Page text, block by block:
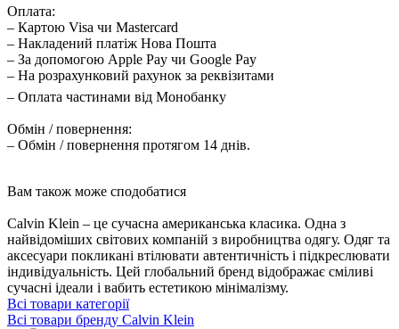
Оплата:
– Картою Visa чи Mastercard
– Накладений платіж Нова Пошта
– За допомогою Apple Pay чи Google Pay
– На розрахунковий рахунок за реквізитами
– Оплата частинами від Монобанку
Обмін / повернення:
– Обмін / повернення протягом 14 днів.
Вам також може сподобатися
Calvin Klein – це сучасна американська класика. Одна з
найвідоміших світових компаній з виробництва одягу. Одяг та
аксесуари покликані втілювати автентичність і підкреслювати
індивідуальність. Цей глобальний бренд відображає сміливі
сучасні ідеали і вабить естетикою мінімалізму.
Всі товари категорії
Всі товари бренду Calvin Klein